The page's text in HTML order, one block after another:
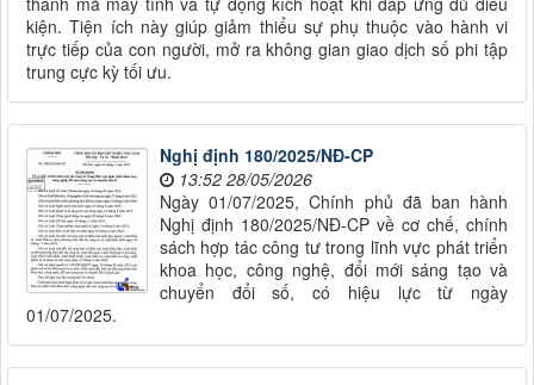
kiện. Tiện ích này giúp giảm thiểu sự phụ thuộc vào hành vi
trực tiếp của con người, mở ra không gian giao dịch số phi tập
trung cực kỳ tối ưu.
Nghị định 180/2025/NĐ-CP
13:52 28/05/2026
Ngày 01/07/2025, Chính phủ đã ban hành
Nghị định 180/2025/NĐ-CP về cơ chế, chính
sách hợp tác công tư trong lĩnh vực phát triển
khoa học, công nghệ, đổi mới sáng tạo và
chuyển đổi số, có hiệu lực từ ngày
01/07/2025.